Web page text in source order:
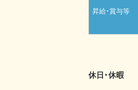
昇給・賞与等
休日・休暇